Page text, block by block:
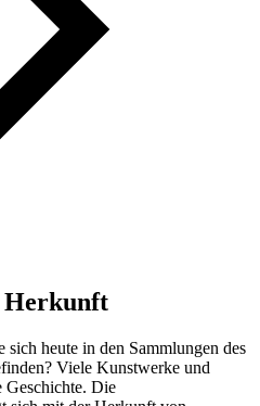
Herkunft
heute in den Sammlungen des
Viele Kunstwerke und
Geschichte. Die